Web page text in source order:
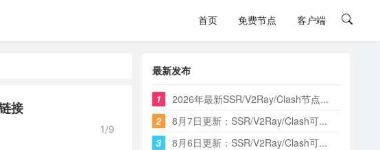
首页 免费节点 客户端
接
1/9
最新发布
1
2026年最新SSR/V2Ray/Clash节点...
2
8月7日更新：SSR/V2Ray/Clash可...
3
8月6日更新：SSR/V2Ray/Clash可...